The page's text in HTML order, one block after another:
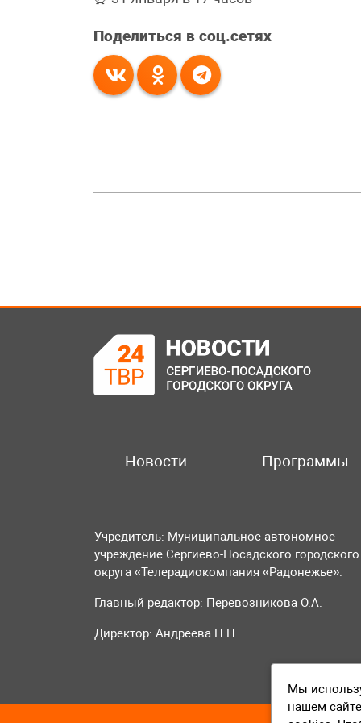
Поделиться в соц.сетях
Новости Программы
Учредитель: Муниципальное автономное
учреждение Сергиево-Посадского городского
округа «Телерадиокомпания «Радонежье».
Главный редактор: Перевозникова О.А.
Директор: Андреева Н.Н.
Мы
нашем